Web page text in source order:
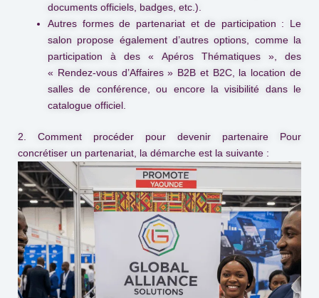
documents officiels, badges, etc.).
Autres formes de partenariat et de participation : Le
salon propose également d’autres options, comme la
participation à des « Apéros Thématiques », des
« Rendez-vous d’Affaires » B2B et B2C, la location de
salles de conférence, ou encore la visibilité dans le
catalogue officiel.
2. Comment procéder pour devenir partenaire Pour
concrétiser un partenariat, la démarche est la suivante :